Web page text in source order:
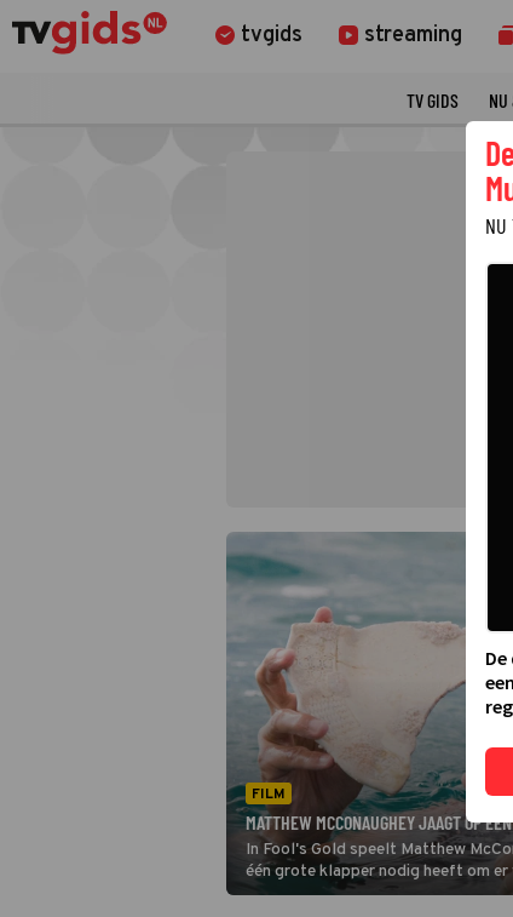
tvgids streaming
TV GIDS NU
FILM
MATTHEW MCCONAUGHEY JAAGT OP
In Fool's Gold speelt Matthew
één grote klapper nodig heeft om
NU